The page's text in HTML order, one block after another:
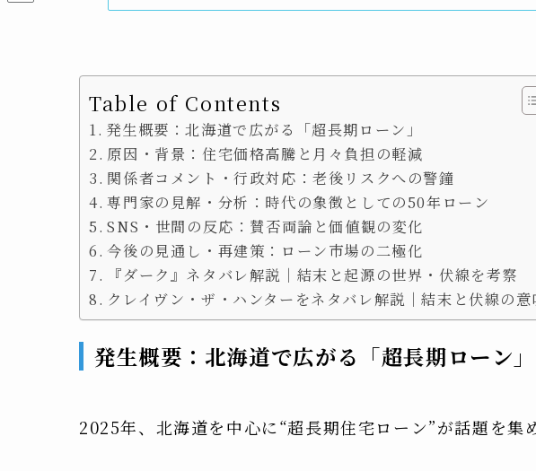
Table of Contents
発生概要：北海道で広がる「超長期ローン」
原因・背景：住宅価格高騰と月々負担の軽減
関係者コメント・行政対応：老後リスクへの警鐘
専門家の見解・分析：時代の象徴としての50年ローン
SNS・世間の反応：賛否両論と価値観の変化
今後の見通し・再建策：ローン市場の二極化
『ダーク』ネタバレ解説｜結末と起源の世界・伏線を考察
クレイヴン・ザ・ハンターをネタバレ解説｜結末と伏線の意
発生概要：北海道で広がる「超長期ローン」
2025年、北海道を中心に“超長期住宅ローン”が話題を集